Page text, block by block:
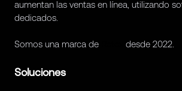
aumentan las ventas en línea, utilizando
dedicados.
Somos una marca de desde 2022.
Soluciones